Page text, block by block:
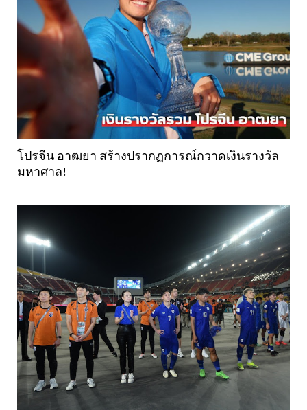
โปรจีน อาฒยา สร้างปรากฏการณ์กวาดเงินรางวัล
มหาศาล!